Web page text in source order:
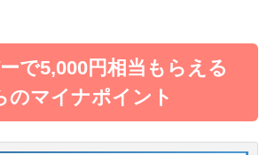
で5,000円相当もらえる
のマイナポイント